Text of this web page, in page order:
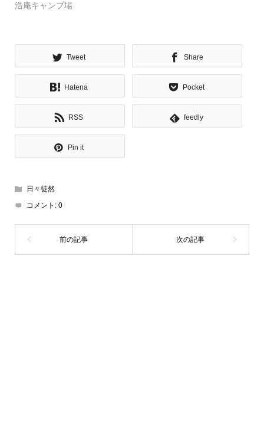
浩庵キャンプ場
Tweet Share
Hatena Pocket
RSS feedly
Pin it
日々徒然
コメント: 0